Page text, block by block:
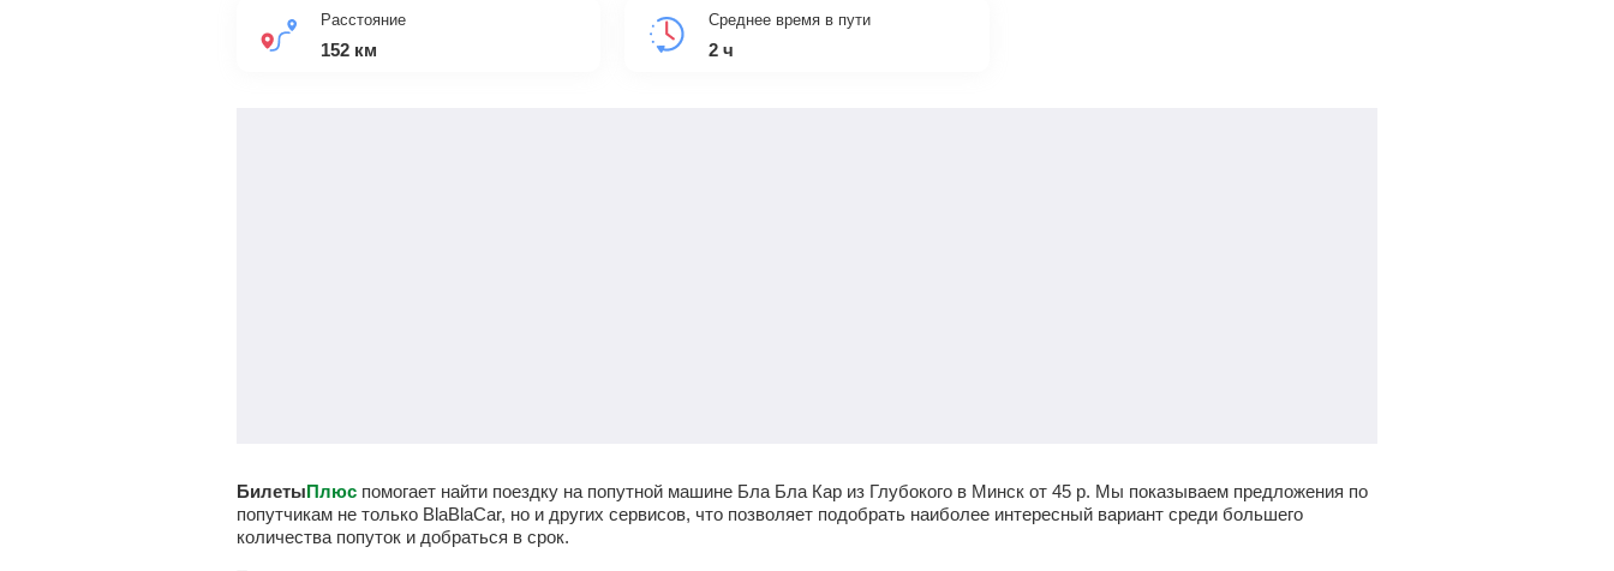
Расстояние
152 км
Среднее время в пути
2 ч
БилетыПлюс помогает найти поездку на попутной машине Бла Бла Кар из Глубокого в Минск от 45 р. Мы показываем предложения по
попутчикам не только BlaBlaCar, но и других сервисов, что позволяет подобрать наиболее интересный вариант среди большего
количества попуток и добраться в срок.